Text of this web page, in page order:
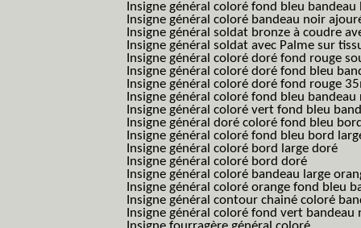
Insigne général coloré fond bleu bandeau
Insigne général coloré bandeau noir
Insigne général soldat bronze à coudre
Insigne général soldat avec Palme sur
Insigne général coloré doré fond rouge
Insigne général coloré doré fond bleu
Insigne général coloré doré fond rouge
Insigne général coloré fond bleu
Insigne général coloré vert fond bleu
Insigne général doré coloré fond bleu
Insigne général coloré fond bleu bord
Insigne général coloré bord large doré
Insigne général coloré bord doré
Insigne général coloré bandeau large
Insigne général coloré orange fond bleu
Insigne général contour chainé coloré
Insigne général coloré fond vert bandeau